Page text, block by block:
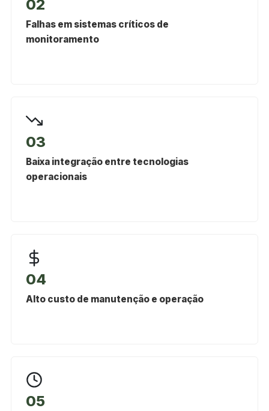
02
Falhas em sistemas críticos de
monitoramento
03
Baixa integração entre tecnologias
operacionais
04
Alto custo de manutenção e operação
05